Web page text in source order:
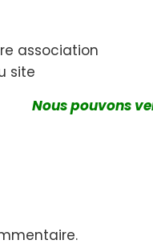
association
site
Nous pouvons